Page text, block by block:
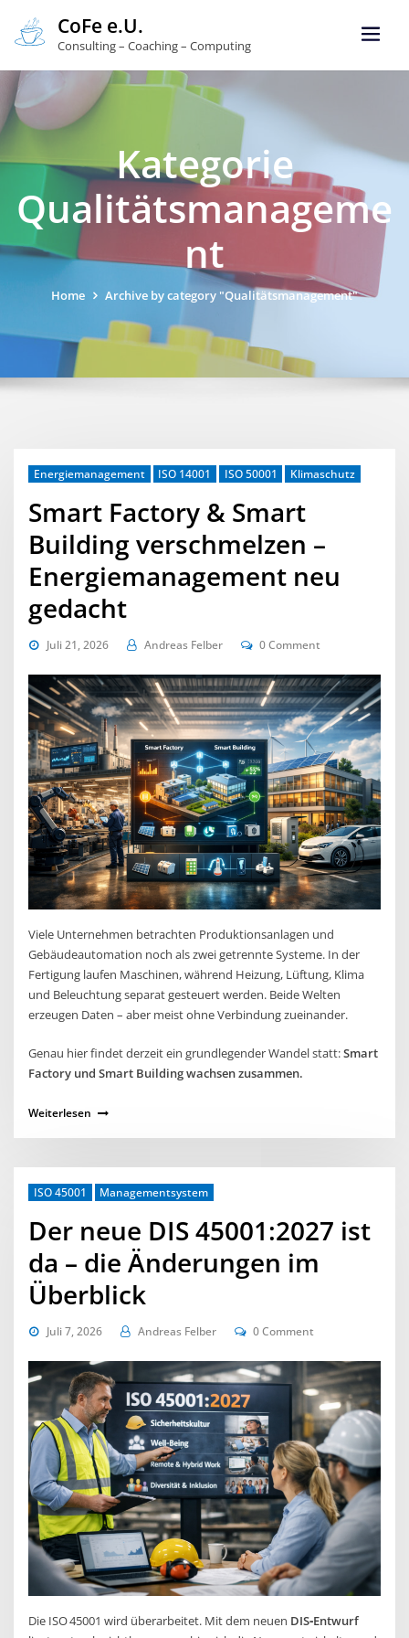
CoFe e.U.
Consulting – Coaching – Computing
Kategorie
Qualitätsmanageme
nt
Home Archive by category "Qualitätsmanagement"
Energiemanagement ISO 14001 ISO 50001 Klimaschutz
Smart Factory & Smart
Building verschmelzen –
Energiemanagement neu
gedacht
Juli 21, 2026 Andreas Felber 0 Comment
Viele Unternehmen betrachten Produktionsanlagen und
Gebäudeautomation noch als zwei getrennte Systeme. In der
Fertigung laufen Maschinen, während Heizung, Lüftung, Klima
und Beleuchtung separat gesteuert werden. Beide Welten
erzeugen Daten – aber meist ohne Verbindung zueinander.
Genau hier findet derzeit ein grundlegender Wandel statt:Smart
Factory und Smart Building wachsen zusammen.
Weiterlesen
ISO 45001 Managementsystem
Der neue DIS 45001:2027 ist
da – die Änderungen im
Überblick
Juli 7, 2026 Andreas Felber 0 Comment
Die ISO 45001 wird überarbeitet. Mit dem neuen DIS‑Entwurf